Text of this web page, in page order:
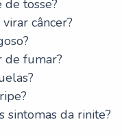
tosse?
câncer?
de fumar?
sintomas da rinite?